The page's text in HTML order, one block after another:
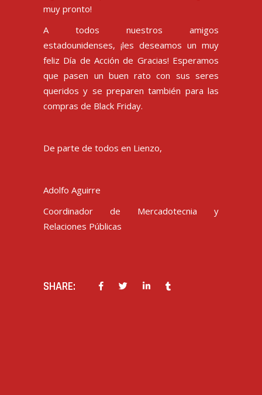
muy pronto!
A todos nuestros amigos
estadounidenses, ¡les deseamos un muy
feliz Día de Acción de Gracias! Esperamos
que pasen un buen rato con sus seres
queridos y se preparen también para las
compras de Black Friday.
De parte de todos en Lienzo,
Adolfo Aguirre
Coordinador de Mercadotecnia y
Relaciones Públicas
SHARE: